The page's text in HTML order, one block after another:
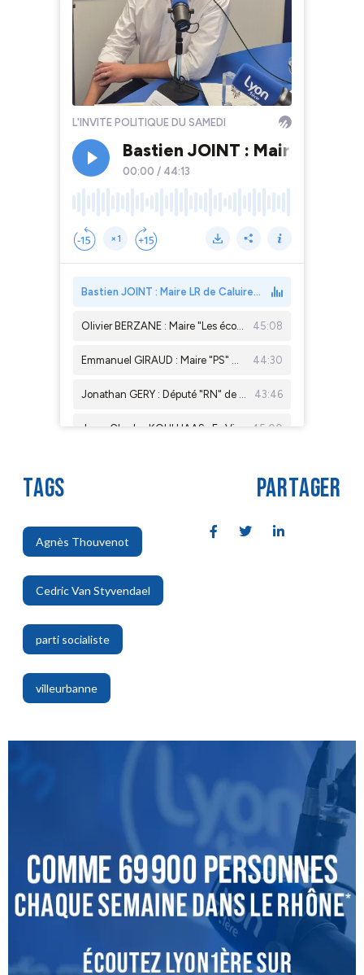
TAGS
Agnès Thouvenot
,
Cedric Van Styvendael
,
parti socialiste
,
villeurbanne
PARTAGER